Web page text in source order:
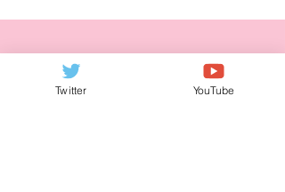
Twitter YouTube